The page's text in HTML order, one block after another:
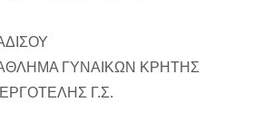
ΓΥΝΑΙΚΩΝ ΚΡΗΤΗΣ
Γ.Σ.